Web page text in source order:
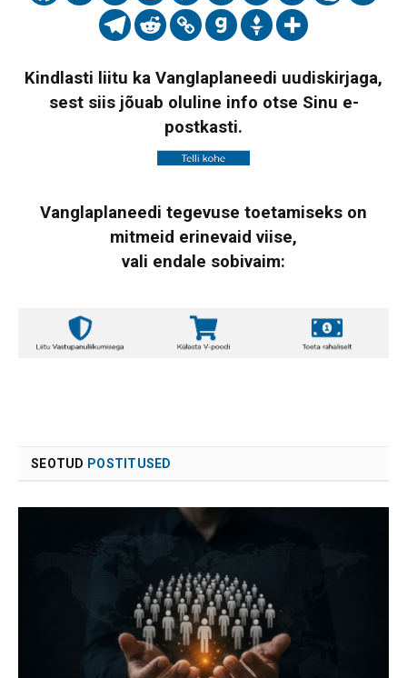
Kindlasti liitu ka Vanglaplaneedi uudiskirjaga,
sest siis jõuab oluline info otse Sinu e-
postkasti.
Vanglaplaneedi tegevuse toetamiseks on
mitmeid erinevaid viise,
vali endale sobivaim:
SEOTUD POSTITUSED